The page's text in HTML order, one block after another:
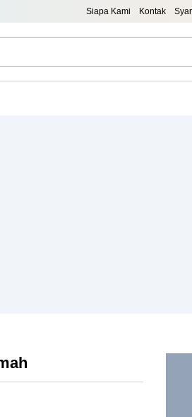
Siapa Kami Kontak